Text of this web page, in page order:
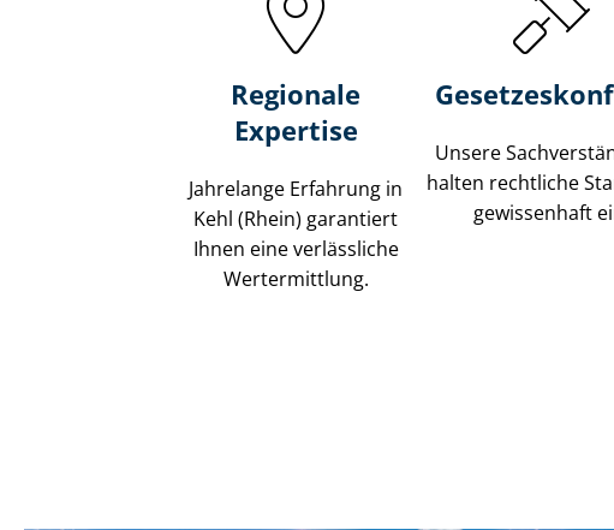
Regionale
Expertise
Jahrelange Erfahrung in
Kehl (Rhein) garantiert
Ihnen eine verlässliche
Wertermittlung.
Unsere
halten rechtliche
gewissenhaft